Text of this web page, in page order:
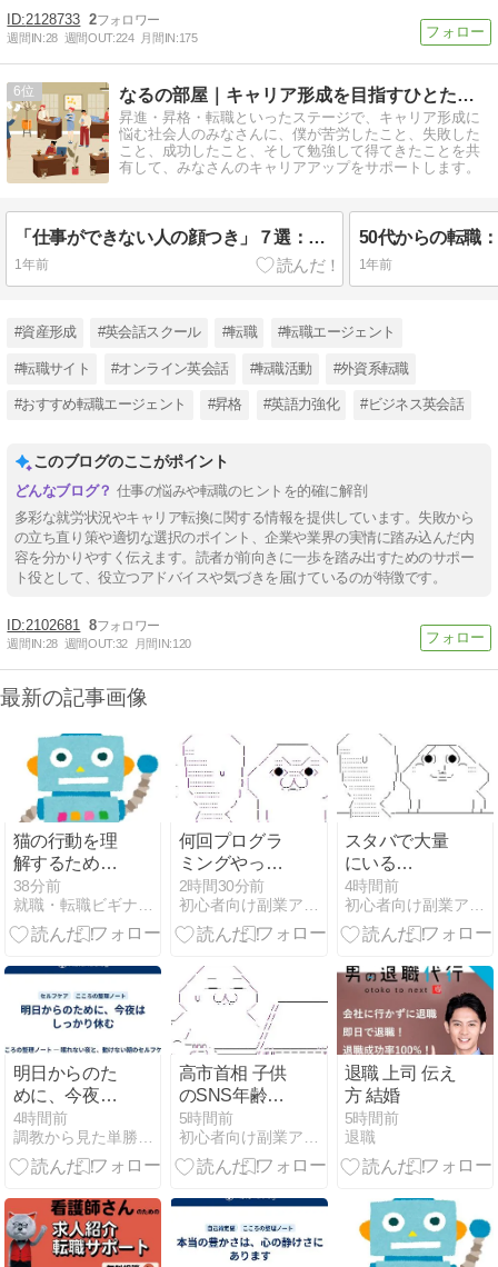
2128733 2
週間IN:28 週間OUT:224 月間IN:175
6 なるの部屋｜キャリア形成を目指すひとたちのためのブログ
昇進・昇格・転職といったステージで、キャリア形成に
悩む社会人のみなさんに、僕が苦労したこと、失敗した
こと、成功したこと、そして勉強して得てきたことを共
有して、みなさんのキャリアアップをサポートします。
「仕事ができない人の顔つき」７選：社会人がやり直すための印象操作
1年前 1年前
#資産形成 #英会話スクール #転職 #転職エージェント
#転職サイト #オンライン英会話 #転職活動 #外資系転職
#おすすめ転職エージェント #昇格 #英語力強化 #ビジネス英会話
このブログのここがポイント
仕事の悩みや転職のヒントを的確に解剖
多彩な就労状況やキャリア転換に関する情報を提供しています。失敗から
の立ち直り策や適切な選択のポイント、企業や業界の実情に踏み込んだ内
容を分かりやすく伝えます。読者が前向きに一歩を踏み出すためのサポー
ト役として、役立つアドバイスや気づきを届けているのが特徴です。
2102681 8
週間IN:28 週間OUT:32 月間IN:120
最新の記事画像
猫の行動を理
解するための
基本知識とは
38分前
就職・転職ビギナーズマガジン
何回プログラ
ミングやって
もi++が頭に入
ってこないん
だが
2時間30分前
初心者向け副業アフィリエイト情報館 InfoShop
スタバで大量
にいる
MacBookいじ
ってるやつっ
て何やってん
4時間前
初心者向け副業アフィリエイト情報館 InfoShop
明日からのた
めに、今夜は
しっかり休む
4時間前
調教から見た単勝複勝買い目の競馬予想
高市首相 子供
のSNS年齢制
限法案提出検
討
5時間前
初心者向け副業アフィリエイト情報館 InfoShop
退職 上司 伝え
方 結婚
5時間前
退職